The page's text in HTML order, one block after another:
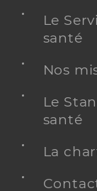
Le
santé
Nos
Le
santé
La